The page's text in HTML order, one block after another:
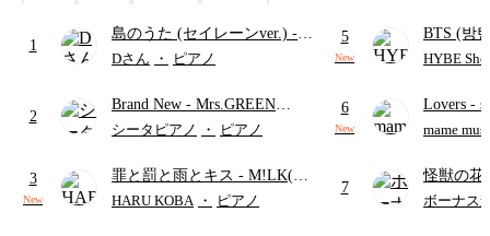
1
島のうた (セイレーンver.) -
セイレーン(CV.鈴木みのり)
ード・ペダル付き/『映画ちい
かわ 人魚の島のひみつ』よ
Dさん ・ ピアノ
2
Brand New - Mrs.GREEN
APPLE
シータピアノ ・ ピアノ
3
New
罪と罰と雨とキス - M!LK(佐
野勇斗&吉田仁人)
HARU KOBA ・ ピアノ
5
New
BTS (방
HYBE
6
New
Lovers -
ト)
mame
7
怪獣の
ードパー
ボーナス